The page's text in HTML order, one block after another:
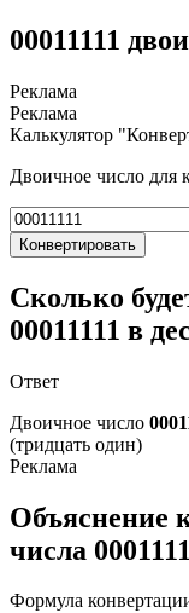
00011111
Калькулятор
Двоичное число для
Конвертировать
Сколько
00011111 в
Ответ
Двоичное число
(тридцать один)
Объяснение
числа
Формула